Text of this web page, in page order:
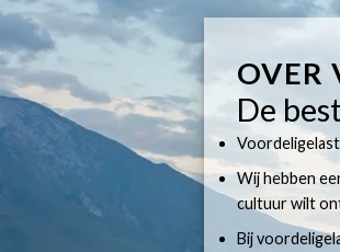
OVER
De
Wij hebben
cultuur wilt
Bij